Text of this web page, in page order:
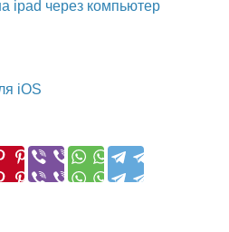
ipad через компьютер
iOS